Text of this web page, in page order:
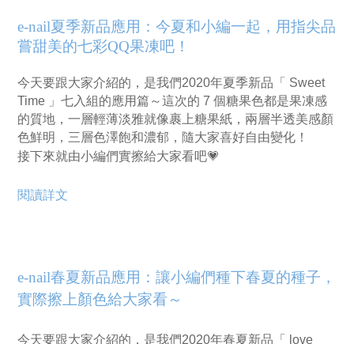
e-nail夏季新品應用：今夏和小編一起，用指尖品
嘗甜美的七彩QQ果凍吧！
今天要跟大家介紹的，是我們2020年夏季新品「 Sweet
Time 」七入組的應用篇～這次的 7 個糖果色都是果凍感
的質地，一層輕薄淡雅就像裹上糖果紙，兩層半透美感顏
色鮮明，三層色澤飽和濃郁，隨大家喜好自由變化！
接下來就由小編們實擦給大家看吧💗
閱讀詳文
e-nail春夏新品應用：讓小編們種下春夏的種子，
實際擦上顏色給大家看～
今天要跟大家介紹的，是我們2020年春夏新品「 love